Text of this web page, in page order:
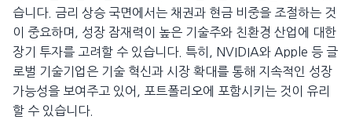
습니다. 금리 상승 국면에서는 채권과 현금 비중을 조절하는 것
이 중요하며, 성장 잠재력이 높은 기술주와 친환경 산업에 대한
장기 투자를 고려할 수 있습니다. 특히, NVIDIA와 Apple 등 글
로벌 기술기업은 기술 혁신과 시장 확대를 통해 지속적인 성장
가능성을 보여주고 있어, 포트폴리오에 포함시키는 것이 유리
할 수 있습니다.